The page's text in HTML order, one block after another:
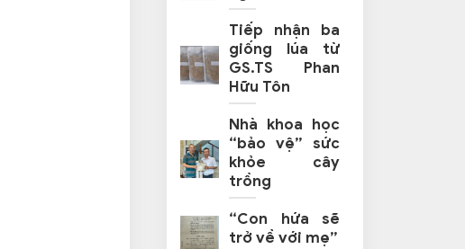
Tiếp nhận ba
giống lúa từ
GS.TS Phan
Hữu Tôn
Nhà khoa học
“bảo vệ” sức
khỏe cây
trồng
“Con hứa sẽ
trở về với mẹ”